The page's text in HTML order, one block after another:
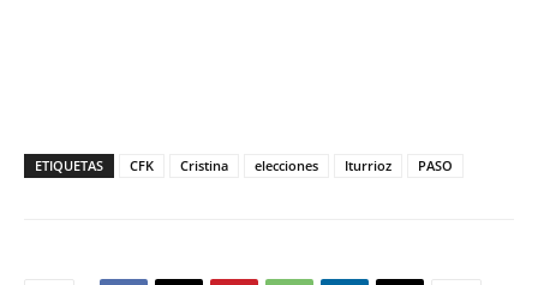
ETIQUETAS CFK Cristina elecciones Iturrioz PASO